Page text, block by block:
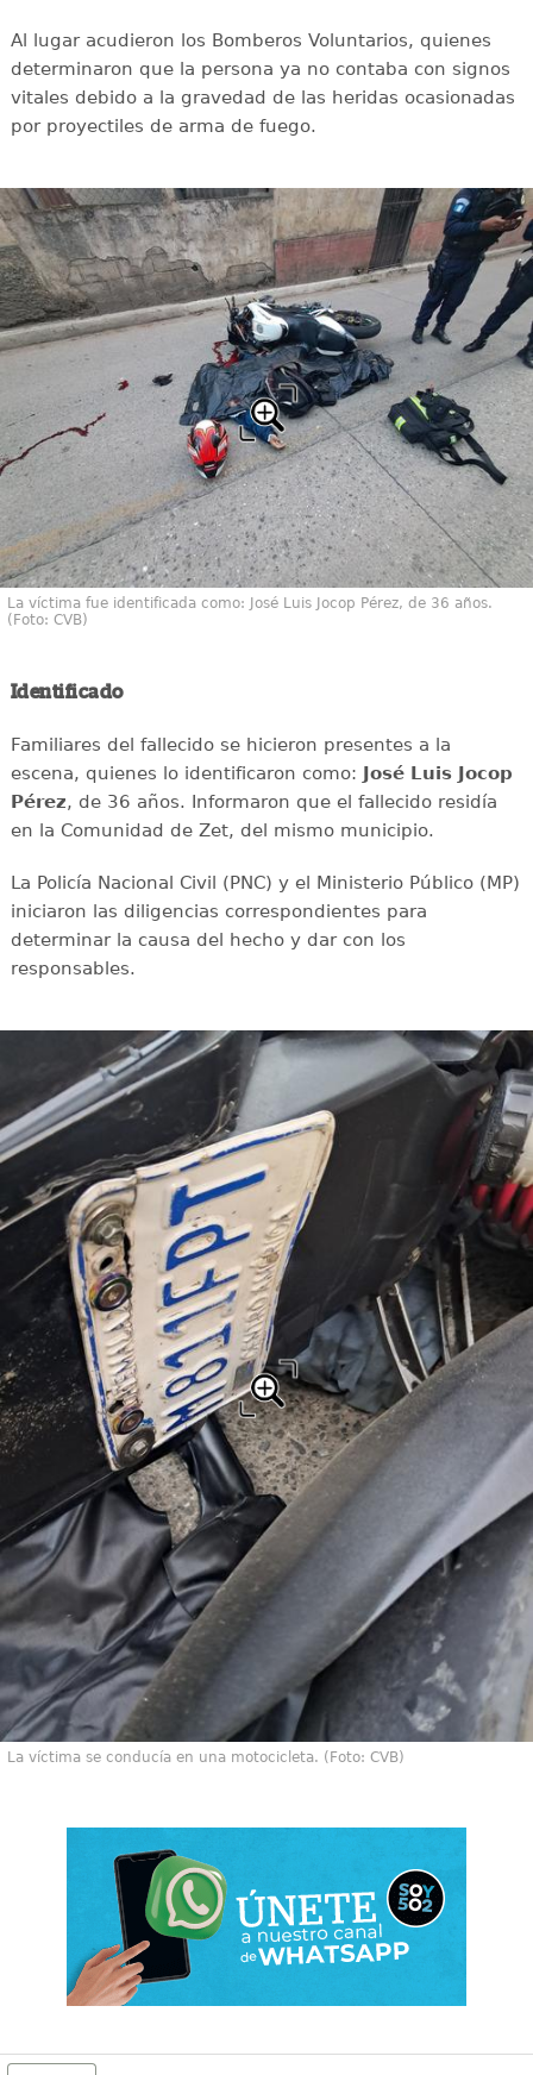
Al lugar acudieron los Bomberos Voluntarios, quienes
determinaron que la persona ya no contaba con signos
vitales debido a la gravedad de las heridas ocasionadas
por proyectiles de arma de fuego.
La víctima fue identificada como: José Luis Jocop Pérez, de 36 años.
(Foto: CVB)
Identificado
Familiares del fallecido se hicieron presentes a la
escena, quienes lo identificaron como: José Luis Jocop
Pérez, de 36 años. Informaron que el fallecido residía
en la Comunidad de Zet, del mismo municipio.
La Policía Nacional Civil (PNC) y el Ministerio Público (MP)
iniciaron las diligencias correspondientes para
determinar la causa del hecho y dar con los
responsables.
La víctima se conducía en una motocicleta. (Foto: CVB)